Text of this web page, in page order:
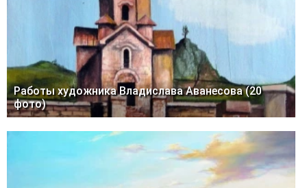
Работы художника Владислава Аванесова (20
фото)